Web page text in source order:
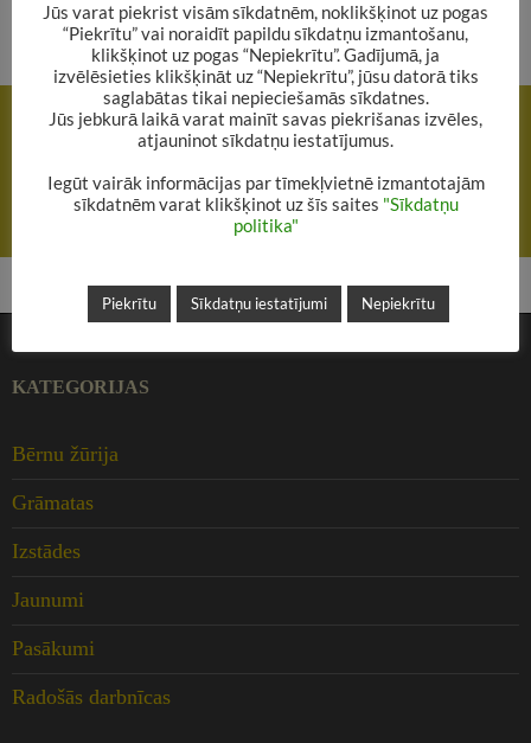
navigācija
IEPRIEKŠĒJAIS RAKSTS
2023.gada čaklāko lasītāju TOP 15
NĀKAMAIS RAKSTS
KATEGORIJAS
Bērnu žūrija
Grāmatas
Izstādes
Jaunumi
Pasākumi
Radošās darbnīcas
Jūs varat piekrist visām sīkdatnēm, noklikšķinot uz pogas
“Piekrītu” vai noraidīt papildu sīkdatņu izmantošanu,
klikšķinot uz pogas “Nepiekrītu”. Gadījumā, ja
izvēlēsieties klikšķināt uz “Nepiekrītu”, jūsu datorā tiks
saglabātas tikai nepieciešamās sīkdatnes.
Jūs jebkurā laikā varat mainīt savas piekrišanas izvēles,
atjauninot sīkdatņu iestatījumus.
Iegūt vairāk informācijas par tīmekļvietnē izmantotajām
sīkdatnēm varat klikšķinot uz šīs saites "Sīkdatņu
politika"
Piekrītu Sīkdatņu iestatījumi Nepiekrītu